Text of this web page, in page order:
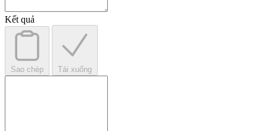
Kết quả
Sao chép Tải xuống